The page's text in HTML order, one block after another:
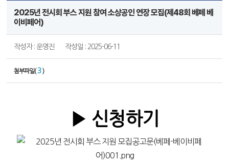
2025년 전시회 부스 지원 참여 소상공인 연장 모집(제48회 베페 베
이비페어)
작성자 : 운영진 작성일 : 2025-06-11
첨부파일( 3 )
▶ 신청하기